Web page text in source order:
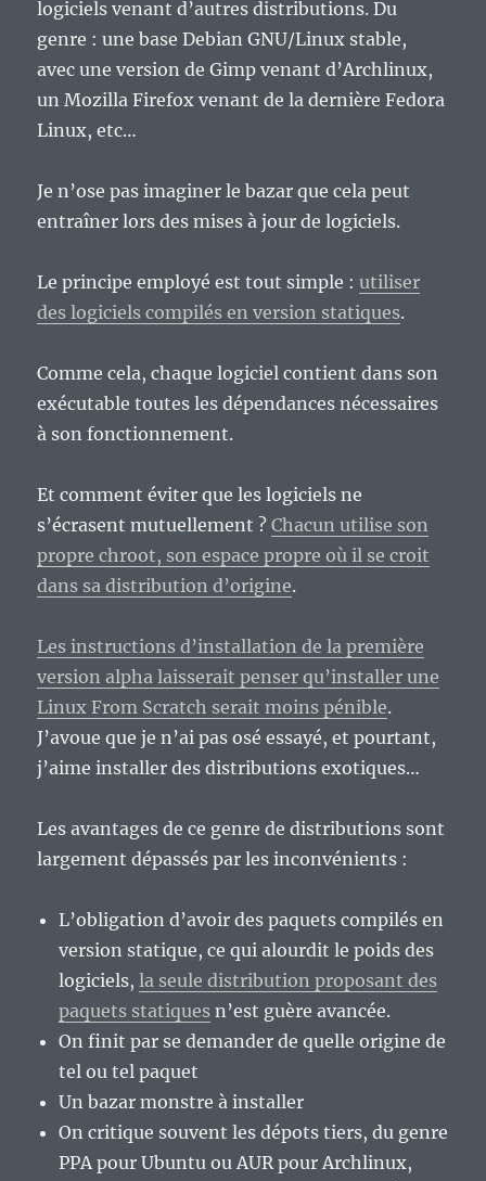
logiciels venant d’autres distributions. Du
genre : une base Debian GNU/Linux stable,
avec une version de Gimp venant d’Archlinux,
un Mozilla Firefox venant de la dernière Fedora
Linux, etc…
Je n’ose pas imaginer le bazar que cela peut
entraîner lors des mises à jour de logiciels.
Le principe employé est tout simple :utiliser
des logiciels compilés en version statiques.
Comme cela, chaque logiciel contient dans son
exécutable toutes les dépendances nécessaires
à son fonctionnement.
Et comment éviter que les logiciels ne
s’écrasent mutuellement ?Chacun utilise son
propre chroot, son espace propre où il se croit
dans sa distribution d’origine.
Les instructions d’installation de la première
version alpha laisserait penser qu’installer une
Linux From Scratch serait moins pénible.
J’avoue que je n’ai pas osé essayé, et pourtant,
j’aime installer des distributions exotiques…
Les avantages de ce genre de distributions sont
largement dépassés par les inconvénients :
L’obligation d’avoir des paquets compilés en
version statique, ce qui alourdit le poids des
logiciels,la seule distribution proposant des
paquets statiques n’est guère avancée.
On finit par se demander de quelle origine de
tel ou tel paquet
Un bazar monstre à installer
On critique souvent les dépots tiers, du genre
PPA pour Ubuntu ou AUR pour Archlinux,